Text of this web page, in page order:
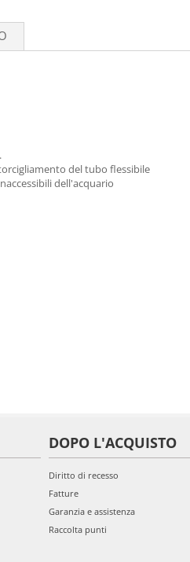
del tubo flessibile
dell'acquario
DOPO L'ACQUISTO
Diritto di recesso
Fatture
Garanzia e assistenza
Raccolta punti